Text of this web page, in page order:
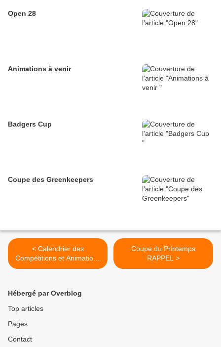
Open 28
Animations à venir
Badgers Cup
Coupe des Greenkeepers
< Calendrier des
Compétitions et Animations
à venir
Coupe du Printemps
RAPPEL >
Hébergé par Overblog
Top articles
Pages
Contact